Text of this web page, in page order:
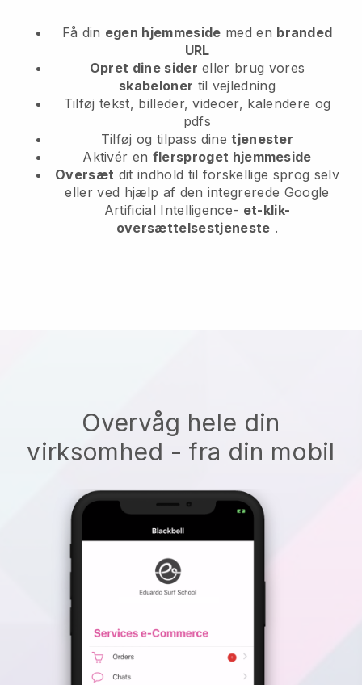
Få din egen hjemmeside med en branded
URL
Opret dine sider eller brug vores
skabeloner til vejledning
Tilføj tekst, billeder, videoer, kalendere og
pdfs
Tilføj og tilpass dinetjenester
Aktivér en flersproget hjemmeside
Oversæt dit indhold til forskellige sprog selv
eller ved hjælp af den integrerede Google
Artificial Intelligence- et-klik-
oversættelsestjeneste .
Overvåg hele din
virksomhed - fra din mobil